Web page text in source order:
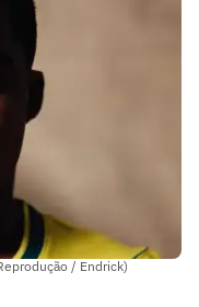
/ Endrick)